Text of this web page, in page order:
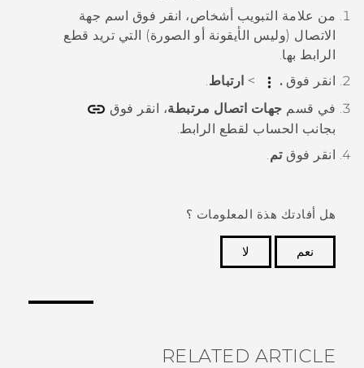
من علامة التبويب أشخاص، انقر فوق اسم جهة
الاتصال (وليس الأيقونة أو الصورة) التي تريد قطع
الرابط بها.
انقر فوق.
> ارتباط.
في قسم جهات اتصال مرتبطة، انقر فوق
بجانب الحساب لقطع الرابط.
انقر فوقتم.
هل أفادتك هذة المعلومات ؟
نعم
لا
RELATED ARTICLE